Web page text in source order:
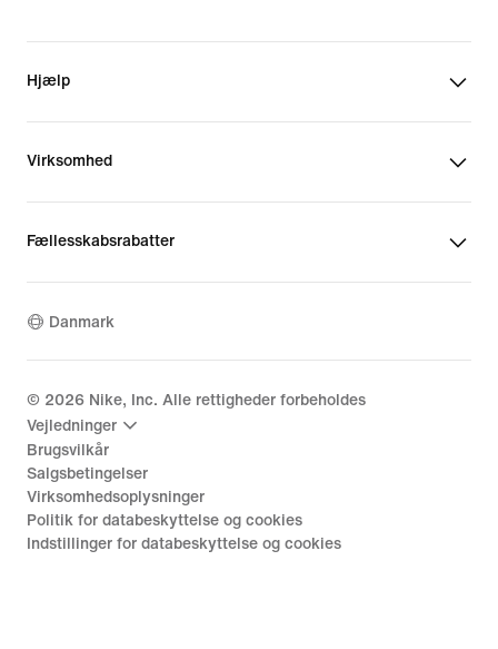
Hjælp
Virksomhed
Fællesskabsrabatter
Danmark
© 2026 Nike, Inc. Alle rettigheder forbeholdes
Vejledninger
Brugsvilkår
Salgsbetingelser
Virksomhedsoplysninger
Politik for databeskyttelse og cookies
Indstillinger for databeskyttelse og cookies